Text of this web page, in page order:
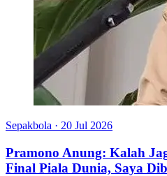
Sepakbola · 20 Jul 2026
Pramono Anung: Kalah
Final Piala Dunia, Saya